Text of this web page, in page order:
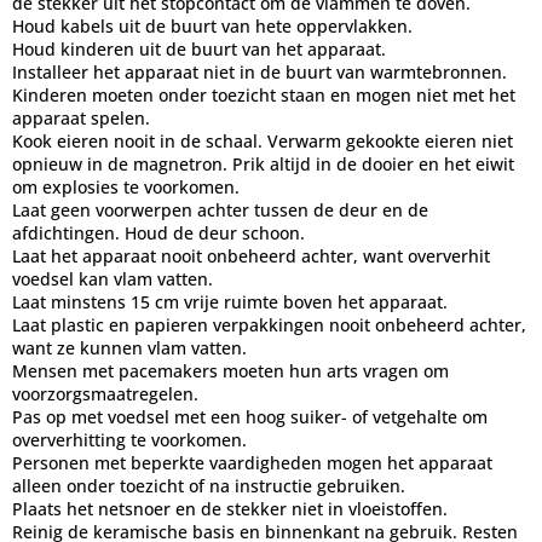
Houd kabels uit de buurt van hete oppervlakken.
Houd kinderen uit de buurt van het apparaat.
Installeer het apparaat niet in de buurt van warmtebronnen.
Kinderen moeten onder toezicht staan en mogen niet met het
apparaat spelen.
Kook eieren nooit in de schaal. Verwarm gekookte eieren niet
opnieuw in de magnetron. Prik altijd in de dooier en het eiwit
om explosies te voorkomen.
Laat geen voorwerpen achter tussen de deur en de
afdichtingen. Houd de deur schoon.
Laat het apparaat nooit onbeheerd achter, want oververhit
voedsel kan vlam vatten.
Laat minstens 15 cm vrije ruimte boven het apparaat.
Laat plastic en papieren verpakkingen nooit onbeheerd achter,
want ze kunnen vlam vatten.
Mensen met pacemakers moeten hun arts vragen om
voorzorgsmaatregelen.
Pas op met voedsel met een hoog suiker- of vetgehalte om
oververhitting te voorkomen.
Personen met beperkte vaardigheden mogen het apparaat
alleen onder toezicht of na instructie gebruiken.
Plaats het netsnoer en de stekker niet in vloeistoffen.
Reinig de keramische basis en binnenkant na gebruik. Resten